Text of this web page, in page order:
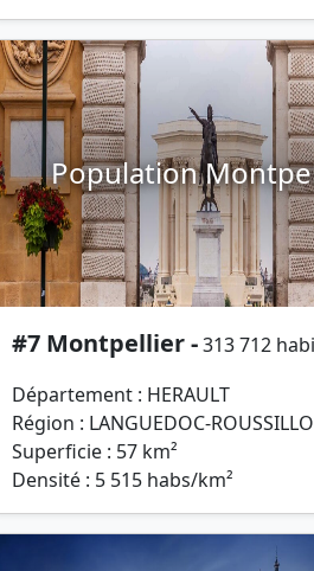
Population
#7 Montpellier -313 712
Département : HERAULT
Région : LANGUEDOC-
Superficie : 57 km²
Densité : 5 515 habs/km²